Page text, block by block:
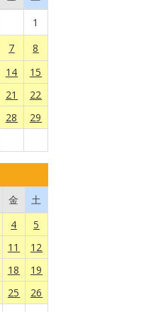
1
7
8
14
15
21
22
28
29
金
土
4
5
11
12
18
19
25
26